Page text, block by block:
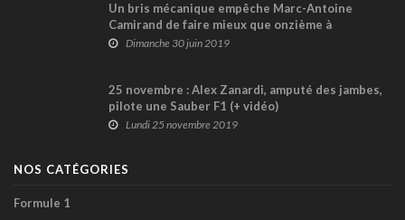
Un bris mécanique empêche Marc-Antoine
Camirand de faire mieux que onzième à
l'Autodrome Chaudière
Dimanche 30 juin 2019
25 novembre : Alex Zanardi, amputé des jambes,
pilote une Sauber F1 (+ vidéo)
Lundi 25 novembre 2019
NOS CATÉGORIES
Formule 1